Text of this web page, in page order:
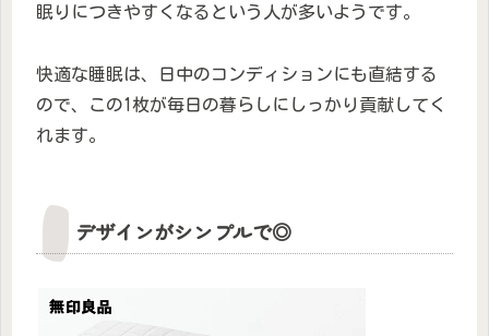
眠りにつきやすくなるという人が多いようです。
快適な睡眠は、日中のコンディションにも直結する
ので、この1枚が毎日の暮らしにしっかり貢献してく
れます。
デザインがシンプルで◎